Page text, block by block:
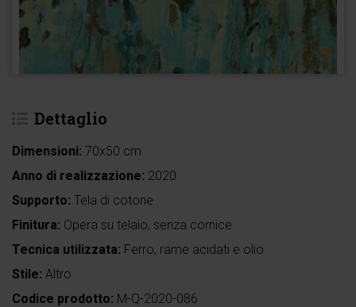
Dettaglio
Dimensioni: 70x50 cm
Anno di realizzazione: 2020
Supporto: Tela di cotone
Finitura: Opera su telaio, senza cornice
Tecnica utilizzata: Ferro, rame acidati e olio
Stile: Altro
Codice prodotto: M-Q-2020-086